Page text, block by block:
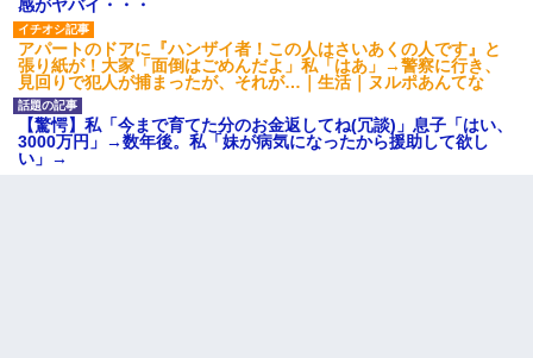
う。会社「仕事がハードだし田舎で娯楽も少ないからキツイの
か…」→ 実際は違った
旦那の元嫁「離婚したとはいえ、私が本来の妻。許可なく結婚す
るなんてどういう神経してるの？離婚届を記入して持って来い」
→笑いが止まらなくなり・・・
感がヤバイ・・・
アパートのドアに『ハンザイ者！この人はさいあくの人です』と
張り紙が！大家「面倒はごめんだよ」私「はあ」→警察に行き、
見回りで犯人が捕まったが、それが…｜生活｜ヌルポあんてな
【驚愕】私「今まで育てた分のお金返してね(冗談)」息子「はい、
3000万円」→数年後。私「妹が病気になったから援助して欲し
い」→